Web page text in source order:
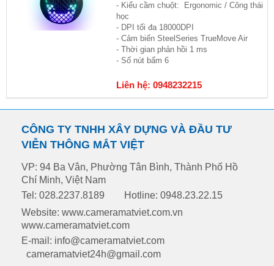
- Kiểu cầm chuột: Ergonomic / Công thái
học
- DPI tối đa 18000DPI
- Cảm biến SteelSeries TrueMove Air
- Thời gian phản hồi 1 ms
- Số nút bấm 6
Liên hệ: 0948232215
CÔNG TY TNHH XÂY DỰNG VÀ ĐẦU TƯ
VIỄN THÔNG MẮT VIỆT
VP: 94 Ba Vân, Phường Tân Bình, Thành Phố Hồ
Chí Minh, Việt Nam
Tel: 028.2237.8189
Hotline: 0948.23.22.15
Website: www.cameramatviet.com.vn
www.cameramatviet.com
E-mail: info@cameramatviet.com
cameramatviet24h@gmail.com